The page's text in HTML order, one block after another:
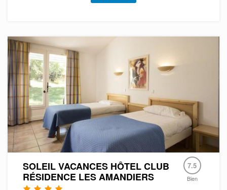
SOLEIL VACANCES HÔTEL CLUB
RÉSIDENCE LES AMANDIERS
7.5
Bien